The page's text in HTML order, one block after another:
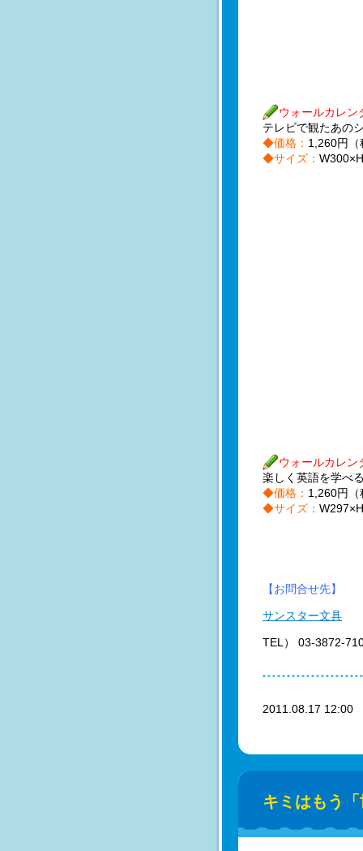
ウォールカレン
テレビで観たあの
◆価格： 1,260円（
◆サイズ：
ウォールカレン
楽しく英語を学べ
◆価格： 1,260円（
◆サイズ：
【お問合せ先】
サンスター文具
TEL） 03-3872-
2011.08.17
キミはもう